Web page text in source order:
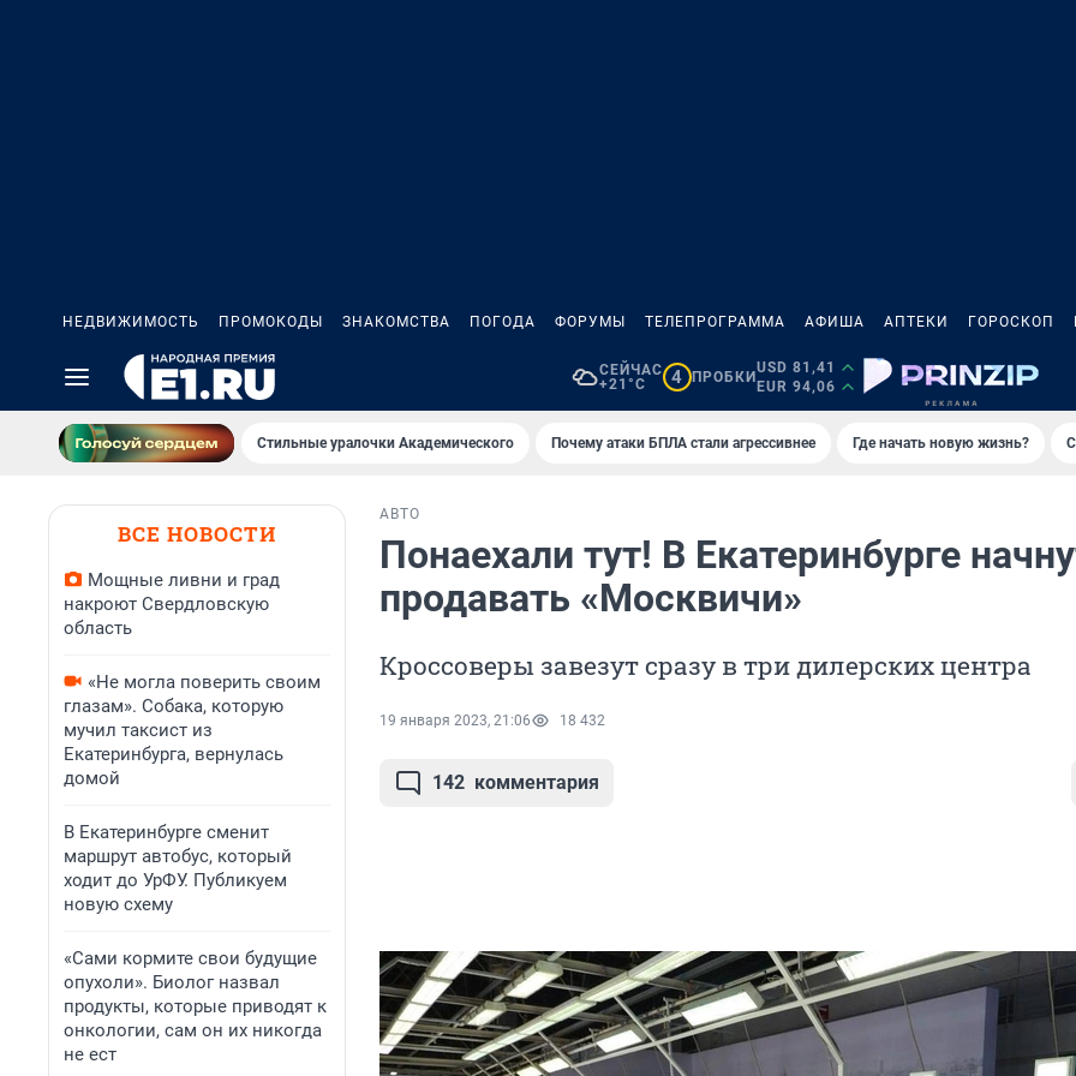
НЕДВИЖИМОСТЬ ПРОМОКОДЫ ЗНАКОМСТВА ПОГОДА ФОРУМЫ ТЕЛЕПРОГРАММА АФИША АПТЕКИ ГОРОСКОП
СЕЙЧАС
+21°C
4 ПРОБКИ
USD 81,41
EUR 94,06
Стильные уралочки Академического Почему атаки БПЛА стали агрессивнее Где начать новую жизнь?
ВСЕ НОВОСТИ
Мощные ливни и град
накроют Свердловскую
область
«Не могла поверить своим
глазам». Собака, которую
мучил таксист из
Екатеринбурга, вернулась
домой
В Екатеринбурге сменит
маршрут автобус, который
ходит до УрФУ. Публикуем
новую схему
«Сами кормите свои будущие
опухоли». Биолог назвал
продукты, которые приводят к
онкологии, сам он их никогда
не ест
АВТО
Понаехали тут! В Екатеринбурге
продавать «Москвичи»
Кроссоверы завезут сразу в три дилерских центра
19 января 2023, 21:06 18 432
142 комментария